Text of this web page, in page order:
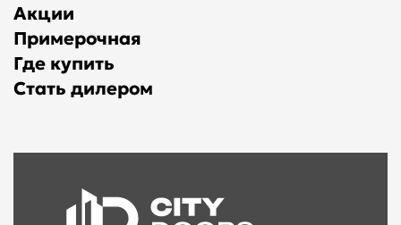
Акции
Примерочная
Где купить
Стать дилером